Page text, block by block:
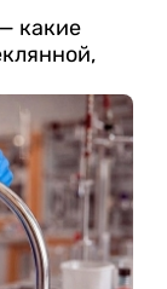
какие